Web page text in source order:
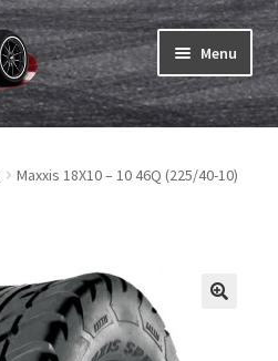
Menu
Expand
menu
Expand
Expand
Maxxis 18X10 – 10 46Q (225/40-10)